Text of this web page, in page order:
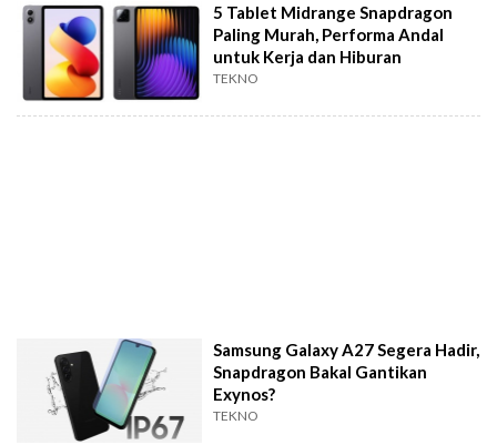
5 Tablet Midrange Snapdragon
Paling Murah, Performa Andal
untuk Kerja dan Hiburan
TEKNO
Samsung Galaxy A27 Segera Hadir,
Snapdragon Bakal Gantikan
Exynos?
TEKNO